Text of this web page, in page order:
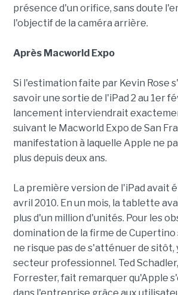
présence d'un orifice, sans doute
l'objectif de la caméra arrière.
Après Macworld Expo
Si l'estimation faite par Kevin Rose
savoir une sortie de l'iPad 2 au 1er
lancement interviendrait
suivant le Macworld Expo de San
manifestation à laquelle Apple ne
plus depuis deux ans.
La première version de l'iPad avait
avril 2010. En un mois, la tablette
plus d'un million d'unités. Pour les
domination de la firme de Cupertino
ne risque pas de s'atténuer de sitôt,
secteur professionnel. Ted
Forrester, fait remarquer qu'Apple